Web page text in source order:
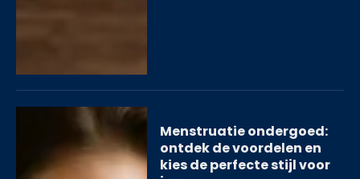
Menstruatie ondergoed:
ontdek de voordelen en
kies de perfecte stijl voor